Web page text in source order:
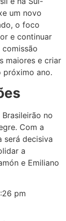
um novo
o foco
e continuar
maiores e criar
próximo ano.
no
Com a
será decisiva
a
e Emiliano
pm